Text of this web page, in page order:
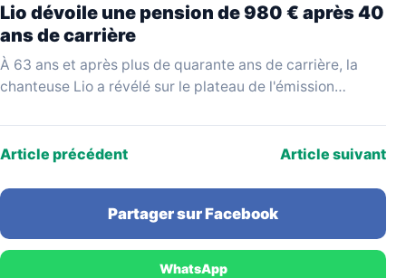
Lio dévoile une pension de 980 € après 40
ans de carrière
À 63 ans et après plus de quarante ans de carrière, la
chanteuse Lio a révélé sur le plateau de l'émission
Article précédent Article suivant
Partager sur Facebook
WhatsApp